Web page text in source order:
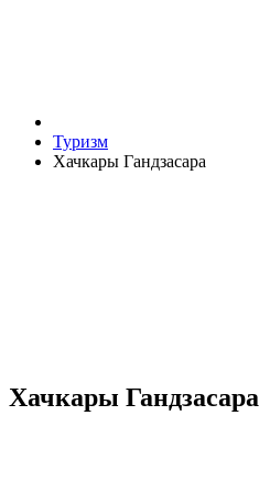
Туризм
Хачкары Гандзасара
Хачкары Гандзасара